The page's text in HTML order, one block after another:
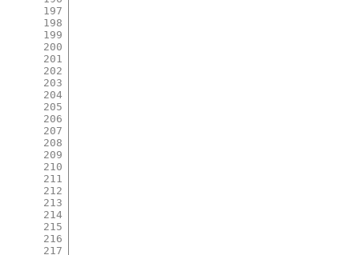
197
198
199
200
201
202
203
204
205
206
207
208
209
210
211
212
213
214
215
216
217